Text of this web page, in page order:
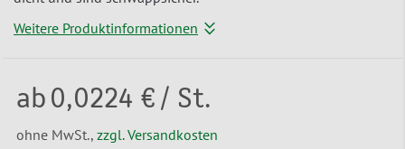
Weitere Produktinformationen
ab 0,0224 € / St.
ohne MwSt., zzgl. Versandkosten